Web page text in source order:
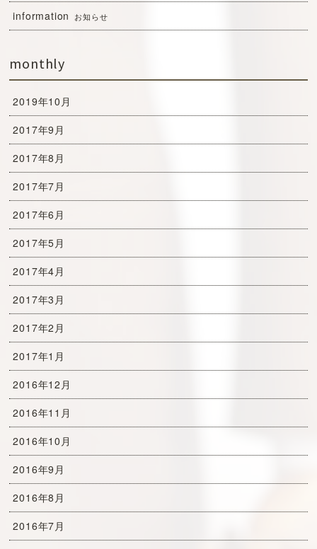
information お知らせ
monthly
2019年10月
2017年9月
2017年8月
2017年7月
2017年6月
2017年5月
2017年4月
2017年3月
2017年2月
2017年1月
2016年12月
2016年11月
2016年10月
2016年9月
2016年8月
2016年7月